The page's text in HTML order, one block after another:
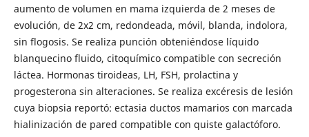
aumento de volumen en mama izquierda de 2 meses de
evolución, de 2x2 cm, redondeada, móvil, blanda, indolora,
sin flogosis. Se realiza punción obteniéndose líquido
blanquecino fluido, citoquímico compatible con secreción
láctea. Hormonas tiroideas, LH, FSH, prolactina y
progesterona sin alteraciones. Se realiza excéresis de lesión
cuya biopsia reportó: ectasia ductos mamarios con marcada
hialinización de pared compatible con quiste galactóforo.